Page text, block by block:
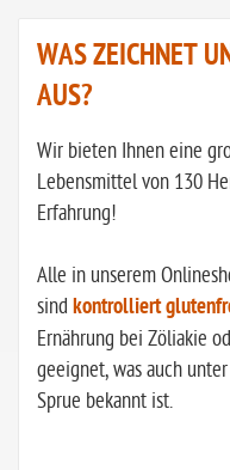
WAS ZEICHNET
AUS?
Wir bieten Ihnen eine
Lebensmittel von 130
Erfahrung!
Alle in unserem
sind kontrolliert
Ernährung bei Zöliakie
geeignet, was auch
Sprue bekannt ist.